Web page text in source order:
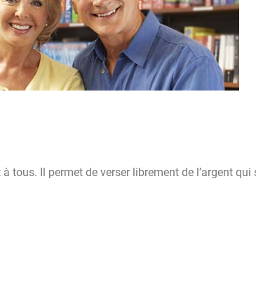
tous. Il permet de verser librement de l’argent qui